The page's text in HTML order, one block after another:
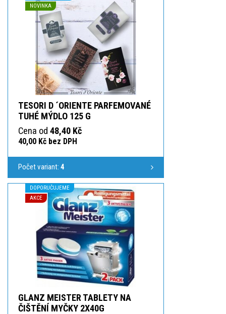
NOVINKA
TESORI D ´ORIENTE PARFEMOVANÉ
TUHÉ MÝDLO 125 G
Cena od 48,40 Kč
40,00 Kč bez DPH
Počet variant: 4
DOPORUČUJEME
AKCE
GLANZ MEISTER TABLETY NA
ČIŠTĚNÍ MYČKY 2X40G